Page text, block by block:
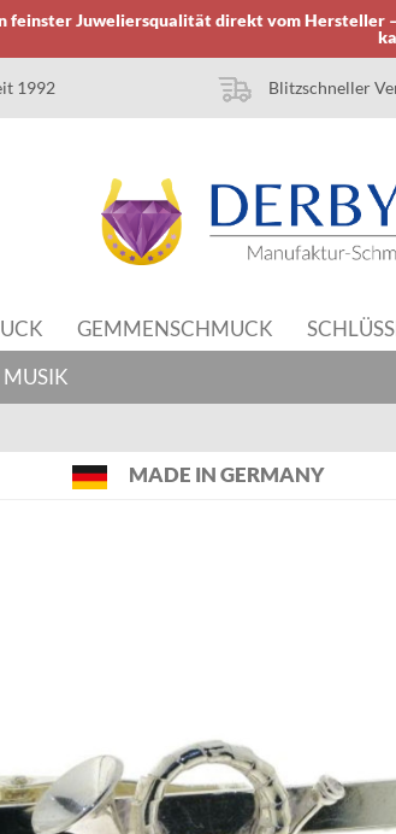
feinster Juweliersqualität direkt vom Hersteller
1992 Blitzschneller
GEMMENSCHMUCK
MUSIK
MADE IN GERMANY